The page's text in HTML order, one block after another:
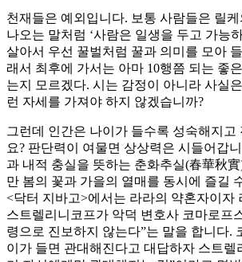
천재들은 예외입니다. 보통 사람들은 릴케
나오는 말처럼 ‘사람은 일생을 두고 가능
살아서 우선 꿀벌처럼 꿀과 의미를 모아
래서 최후에 가서는 아마 10행쯤 되는 좋
는지 모르겠다. 시는 감정이 아니라 사실은
런 자세를 가져야 하지 않겠습니까?
그런데 인간은 나이가 들수록 성숙해지고
요? 판단력이 여물면 상상력은 시들어갑
과 내적 충실을 뜻하는 춘화추실(春華秋實
만 봄의 꽃과 가을의 열매를 동시에 즐길
<닥터 지바고>에서는 라라의 약혼자이자
스트렐리니코프가 악덕 변호사 코마로프
령으로 진보하지 않는다”는 말을 합니다.
이가 들면 관대해진다고 대답하자 스트렐